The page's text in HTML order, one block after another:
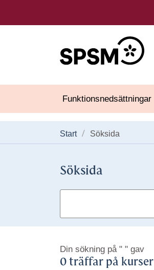
Funktionsnedsättningar
Start Söksida
Söksida
Din sökning på " " gav
0 träffar på